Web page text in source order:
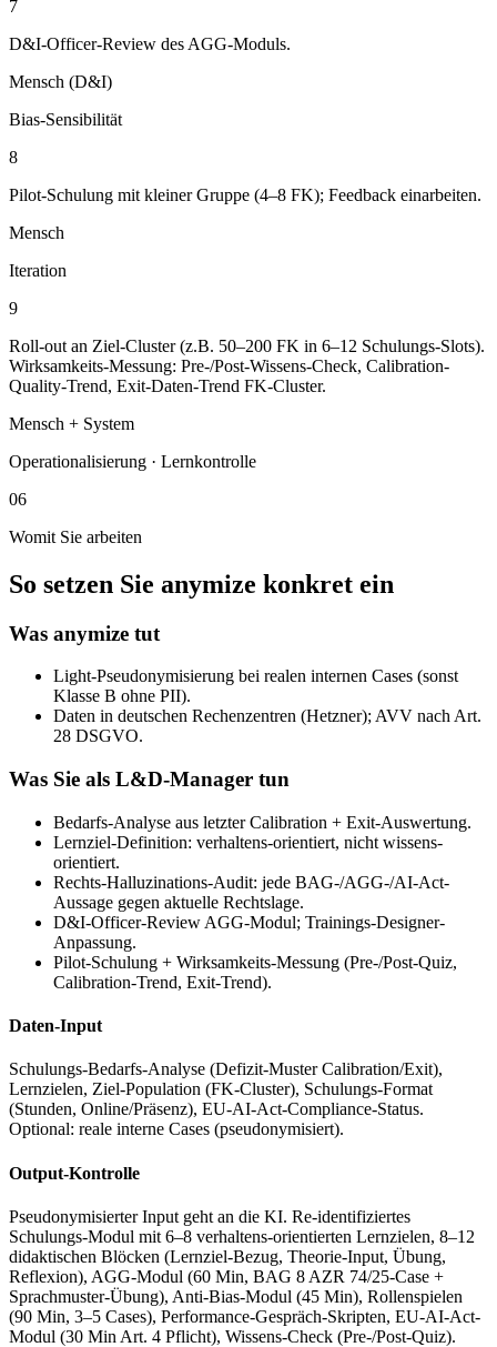
7
D&I-Officer-Review des AGG-Moduls.
Mensch (D&I)
Bias-Sensibilität
8
Pilot-Schulung mit kleiner Gruppe (4–8 FK); Feedback einarbeiten.
Mensch
Iteration
9
Roll-out an Ziel-Cluster (z.B. 50–200 FK in 6–12 Schulungs-Slots).
Wirksamkeits-Messung: Pre-/Post-Wissens-Check, Calibration-
Quality-Trend, Exit-Daten-Trend FK-Cluster.
Mensch + System
Operationalisierung · Lernkontrolle
06
Womit Sie arbeiten
So setzen Sie anymize konkret ein
Was anymize tut
Light-Pseudonymisierung bei realen internen Cases (sonst
Klasse B ohne PII).
Daten in deutschen Rechenzentren (Hetzner); AVV nach Art.
28 DSGVO.
Was Sie als L&D-Manager tun
Bedarfs-Analyse aus letzter Calibration + Exit-Auswertung.
Lernziel-Definition: verhaltens-orientiert, nicht wissens-
orientiert.
Rechts-Halluzinations-Audit: jede BAG-/AGG-/AI-Act-
Aussage gegen aktuelle Rechtslage.
D&I-Officer-Review AGG-Modul; Trainings-Designer-
Anpassung.
Pilot-Schulung + Wirksamkeits-Messung (Pre-/Post-Quiz,
Calibration-Trend, Exit-Trend).
Daten-Input
Schulungs-Bedarfs-Analyse (Defizit-Muster Calibration/Exit),
Lernzielen, Ziel-Population (FK-Cluster), Schulungs-Format
(Stunden, Online/Präsenz), EU-AI-Act-Compliance-Status.
Optional: reale interne Cases (pseudonymisiert).
Output-Kontrolle
Pseudonymisierter Input geht an die KI. Re-identifiziertes
Schulungs-Modul mit 6–8 verhaltens-orientierten Lernzielen, 8–12
didaktischen Blöcken (Lernziel-Bezug, Theorie-Input, Übung,
Reflexion), AGG-Modul (60 Min, BAG 8 AZR 74/25-Case +
Sprachmuster-Übung), Anti-Bias-Modul (45 Min), Rollenspielen
(90 Min, 3–5 Cases), Performance-Gespräch-Skripten, EU-AI-Act-
Modul (30 Min Art. 4 Pflicht), Wissens-Check (Pre-/Post-Quiz).